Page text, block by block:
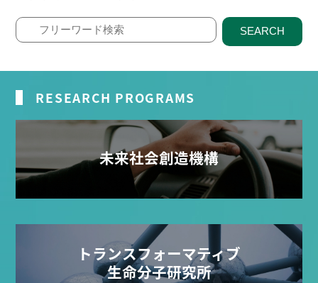
SEARCH
RESEARCH PROGRAMS
未来社会創造機構
トランスフォーマティブ
生命分子研究所